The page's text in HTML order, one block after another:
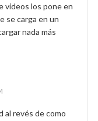
videos los pone en
se carga en un
nada más
al revés de como